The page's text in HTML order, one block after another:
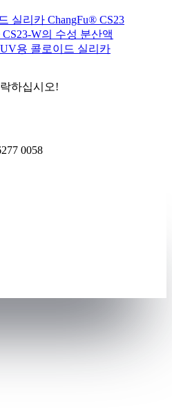
실리카 ChangFu® CS23
W의 수성 분산액
용 콜로이드 실리카
하십시오!
0058